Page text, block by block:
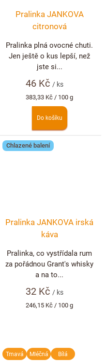
Pralinka JANKOVA
citronová
46 Kč/ ks
Měrná
cena:
383,33 Kč / 100 g
Do košíku
Pralinka plná ovocné chuti.
Jen ještě o kus lepší, než
jste si...
Chlazené balení
Pralinka JANKOVA irská
káva
32 Kč/ ks
Měrná
246,15 Kč / 100 g
Pralinka, co vystřídala rum
za pořádnou Grant's whisky
a na to...
Tmavá Mléčná Bílá